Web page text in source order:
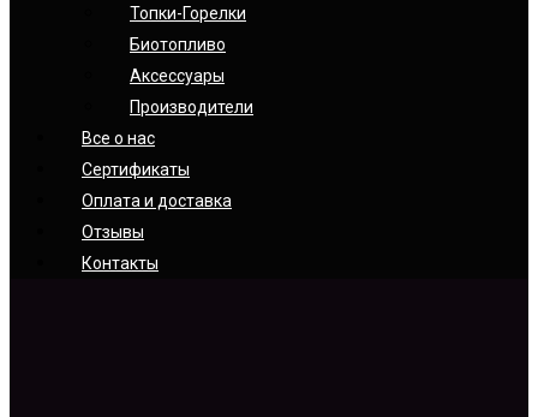
Топки-Горелки
Биотопливо
Аксессуары
Производители
Все о нас
Сертификаты
Оплата и доставка
Отзывы
Контакты